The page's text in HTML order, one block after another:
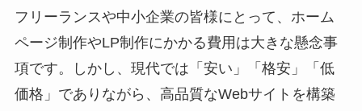
フリーランスや中小企業の皆様にとって、ホーム
ページ制作やLP制作にかかる費用は大きな懸念事
項です。しかし、現代では「安い」「格安」「低
価格」でありながら、高品質なWebサイトを構築